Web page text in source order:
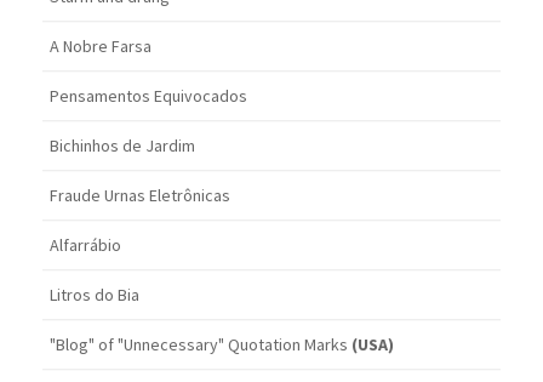
A Nobre Farsa
Pensamentos Equivocados
Bichinhos de Jardim
Fraude Urnas Eletrônicas
Alfarrábio
Litros do Bia
"Blog" of "Unnecessary" Quotation Marks (USA)